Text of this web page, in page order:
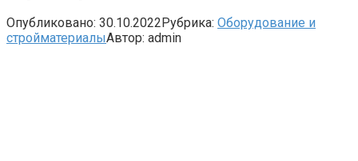
Опубликовано: 30.10.2022Рубрика: Оборудование и
стройматериалыАвтор: admin